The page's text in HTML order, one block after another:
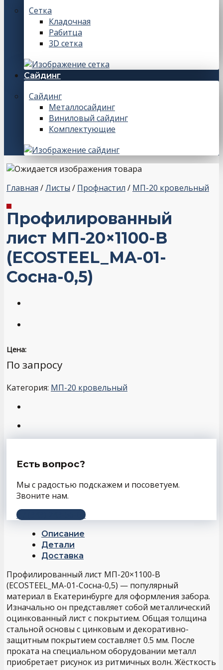
Сетка
Кладочная
Рабитца
3D сетка
Сайдинг
Сайдинг
Металлосайдинг
Виниловый сайдинг
Комплектующие
Главная /Листы / Профнастил / МП-20 кровельный
Профилированный
лист МП-20×1100-B
(ECOSTEEL_MA-01-
Сосна-0,5)
Цена:
По запросу
Категория: МП-20 кровельный
Есть вопрос?
Мы с радостью подскажем и посоветуем.
Звоните нам.
+7 (343) 243-56-66
Описание
Детали
Доставка
Профилированный лист МП-20×1100-B
(ECOSTEEL_MA-01-Сосна-0,5) — популярный
материал в Екатеринбурге для оформления забора.
Изначально он представляет собой металлический
оцинкованный лист с покрытием. Общая толщина
стальной основы с цинковым и декоративно-
защитным покрытием составляет 0.5 мм. После
проката на специальном оборудовании металл
приобретает рисунок из ритмичных волн. Жёсткость